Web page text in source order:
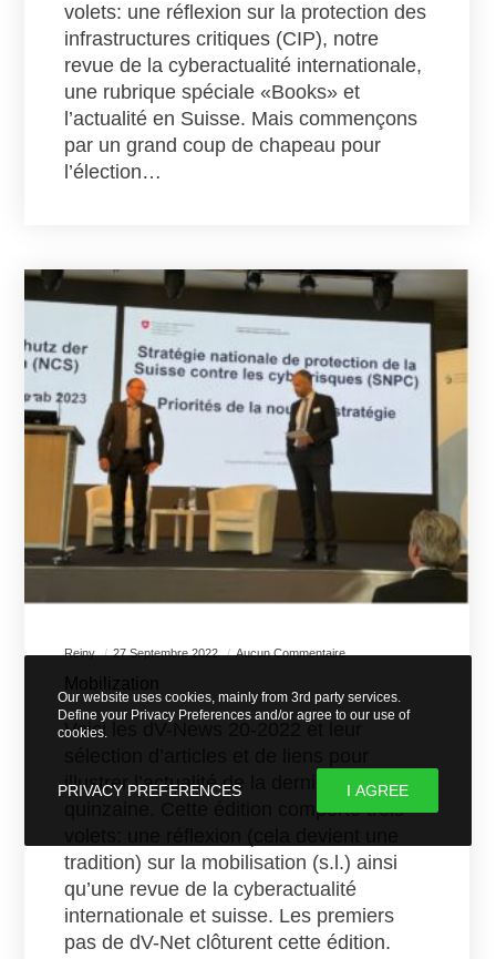
volets: une réflexion sur la protection des
infrastructures critiques (CIP), notre
revue de la cyberactualité internationale,
une rubrique spéciale «Books» et
l’actualité en Suisse. Mais commençons
par un grand coup de chapeau pour
l’élection…
Reiny 27 Septembre 2022 Aucun Commentaire
Mobilization
Voici les dV-News 20-2022 et leur
illustrer l’actualité de la dernière
quinzaine. Cette édition comporte trois
tradition) sur la mobilisation (s.l.) ainsi
qu’une revue de la cyberactualité
internationale et suisse. Les premiers
pas de dV-Net clôturent cette édition.
Our website uses cookies, mainly from 3rd party services.
Define your Privacy Preferences and/or agree to our use of
cookies.
PRIVACY PREFERENCES I AGREE